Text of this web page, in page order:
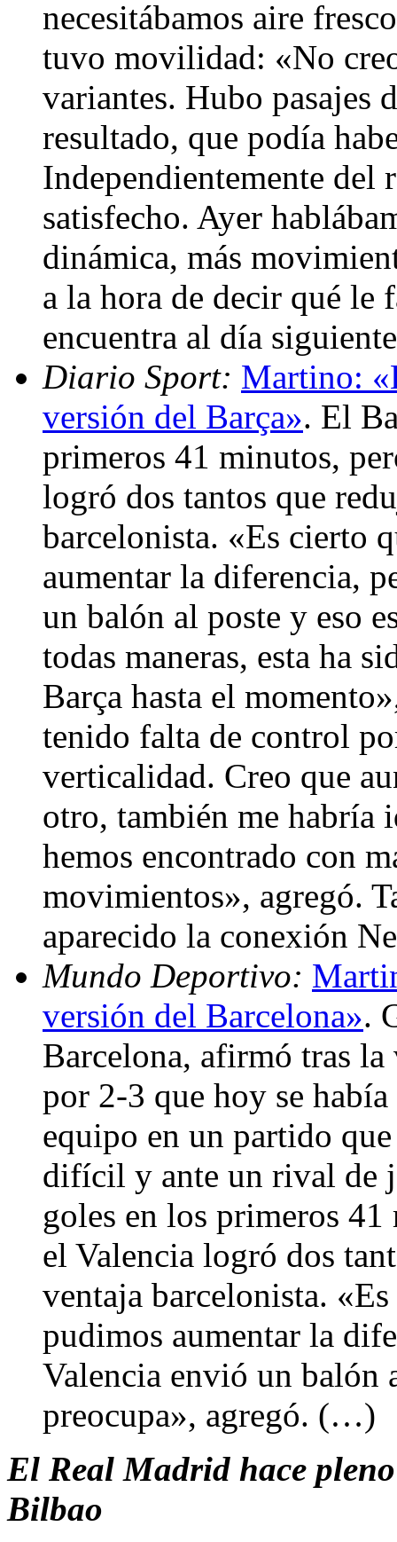
necesitábamos aire
tuvo movilidad: «No
variantes. Hubo pasajes
resultado, que podía
Independientemente del
satisfecho. Ayer
dinámica, más
a la hora de decir qué le
encuentra al día
Diario Sport: Martino:
versión del Barça». El
primeros 41 minutos,
logró dos tantos que
barcelonista. «Es cierto
aumentar la diferencia,
un balón al poste y eso
todas maneras, esta ha
Barça hasta el
tenido falta de control
verticalidad. Creo que
otro, también me habría
hemos encontrado con
movimientos», agregó.
aparecido la conexión
Mundo Deportivo:
versión del Barcelona».
Barcelona, afirmó tras
por 2-3 que hoy se
equipo en un partido
difícil y ante un rival de
goles en los primeros 41
el Valencia logró dos
ventaja barcelonista.
pudimos aumentar la
Valencia envió un balón
preocupa», agregó. (…)
El Real Madrid hace
Bilbao